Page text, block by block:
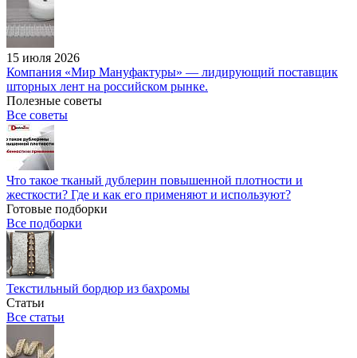
15 июля 2026
Компания «Мир Мануфактуры» — лидирующий поставщик
шторных лент на российском рынке.
Полезные советы
Все советы
Что такое тканый дублерин повышенной плотности и
жесткости? Где и как его применяют и используют?
Готовые подборки
Все подборки
Текстильный бордюр из бахромы
Статьи
Все статьи